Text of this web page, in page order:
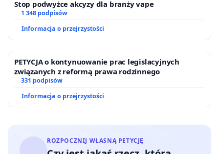
Stop podwyżce akcyzy dla branży vape
1 348 podpisów
Informacja o przejrzystości
PETYCJA o kontynuowanie prac legislacyjnych
związanych z reformą prawa rodzinnego
331 podpisów
Informacja o przejrzystości
ROZPOCZNIJ WŁASNĄ PETYCJĘ